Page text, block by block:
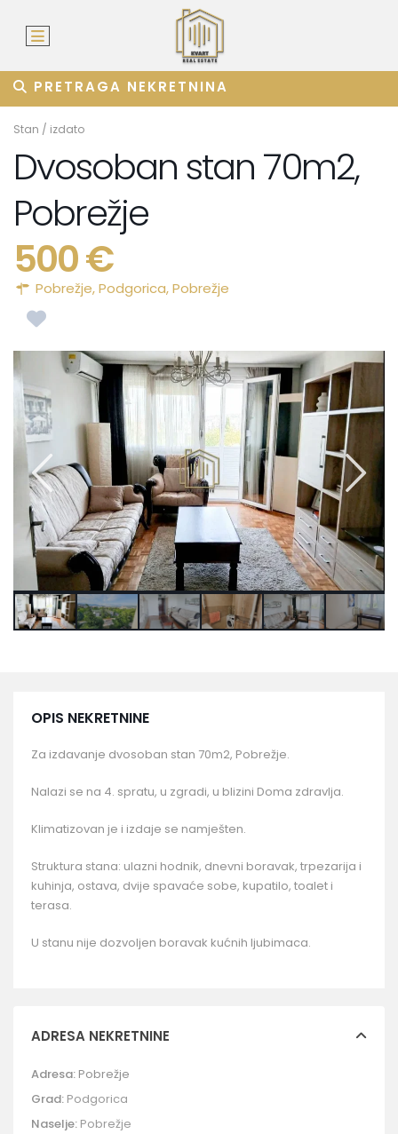
PRETRAGA NEKRETNINA
Stan / izdato
Dvosoban stan 70m2,
Pobrežje
500 €
Pobrežje,Podgorica,Pobrežje
OPIS NEKRETNINE
Za izdavanje dvosoban stan 70m2, Pobrežje.
Nalazi se na 4. spratu, u zgradi, u blizini Doma zdravlja.
Klimatizovan je i izdaje se namješten.
Struktura stana: ulazni hodnik, dnevni boravak, trpezarija i
kuhinja, ostava, dvije spavaće sobe, kupatilo, toalet i
terasa.
U stanu nije dozvoljen boravak kućnih ljubimaca.
ADRESA NEKRETNINE
Adresa: Pobrežje
Grad: Podgorica
Naselje: Pobrežje